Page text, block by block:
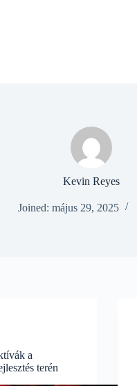
Kevin Reyes
Joined: május 29, 2025
a
terén